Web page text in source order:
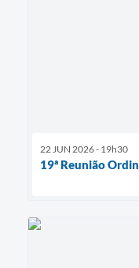
22 JUN 2026 - 19h30
19ª Reunião